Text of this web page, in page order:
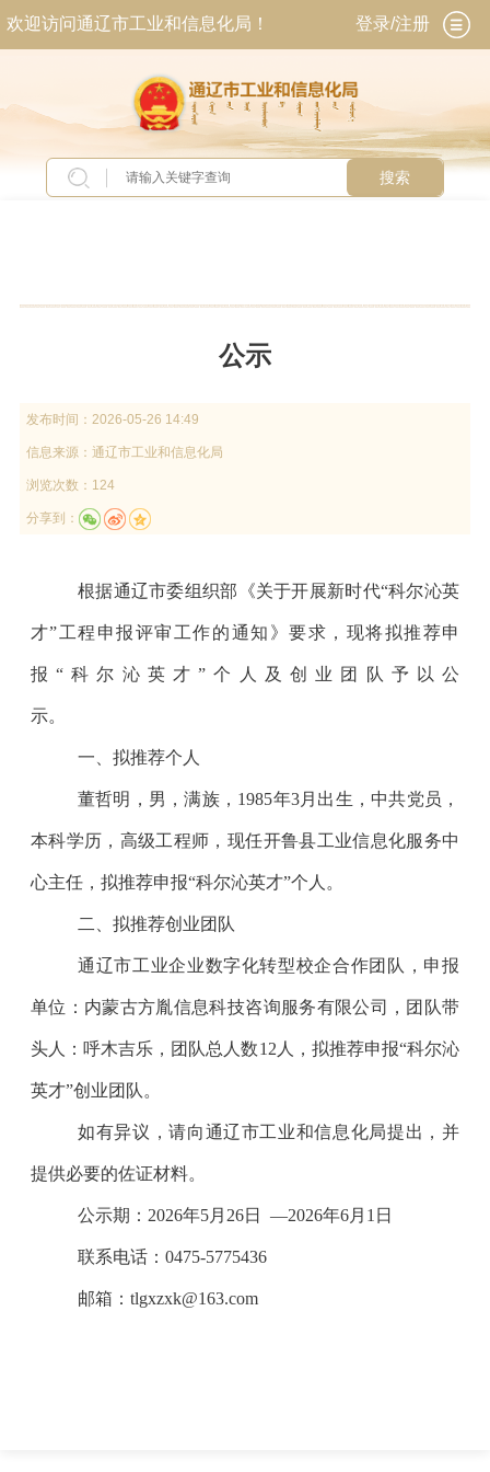
欢迎访问通辽市工业和信息化局！ 登录/注册
搜索
公示
发布时间： 2026-05-26 14:49
信息来源： 通辽市工业和信息化局
浏览次数：124
分享到：
根据通辽市委组织部《关于开展新时代“科尔沁英
才”工程申报评审工作的通知》要求，现将拟推荐申
报“科尔沁英才”个人及创业团队予以公
示。
一、拟推荐个人
董哲明，男，满族，1985年3月出生，中共党员，
本科学历，高级工程师，现任开鲁县工业信息化服务中
心主任，拟推荐申报“科尔沁英才”个人。
二、拟推荐创业团队
通辽市工业企业数字化转型校企合作团队，申报
单位：内蒙古方胤信息科技咨询服务有限公司，团队带
头人：呼木吉乐，团队总人数12人，拟推荐申报“科尔沁
英才”创业团队。
如有异议，请向通辽市工业和信息化局提出，并
提供必要的佐证材料。
公示期：2026年5月 26日 —2026年6月1日
联系电话：0475-5775436
邮箱：tlgxzxk@163.com